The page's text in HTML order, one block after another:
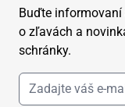
Buďte
o zľavách a
schránky.